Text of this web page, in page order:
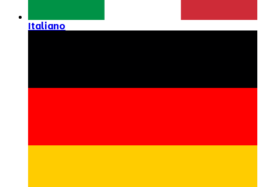
Italiano